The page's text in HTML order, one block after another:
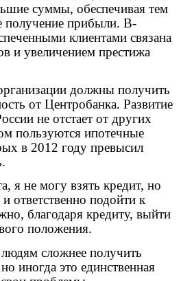
суммы, обеспечивая тем
получение прибыли. В-
клиентами связана
и увеличением престижа
должны получить
от Центробанка. Развитие
не отстает от других
пользуются ипотечные
в 2012 году превысил
я не могу взять кредит, но
ответственно подойти к
благодаря кредиту, выйти
положения.
сложнее получить
иногда это единственная